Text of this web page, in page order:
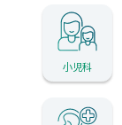
小児科